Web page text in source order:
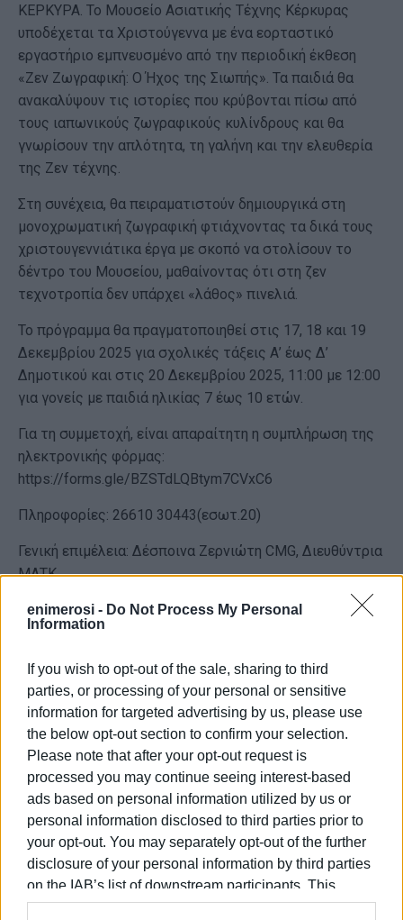
enimerosi - Do Not Process My Personal
Information
If you wish to opt-out of the sale, sharing to third
parties, or processing of your personal or sensitive
information for targeted advertising by us, please use
the below opt-out section to confirm your selection.
Please note that after your opt-out request is
processed you may continue seeing interest-based
ads based on personal information utilized by us or
personal information disclosed to third parties prior to
your opt-out. You may separately opt-out of the further
disclosure of your personal information by third parties
on the IAB’s list of downstream participants. This
information may also be disclosed by us to third parties
ΚΕΡΚΥΡΑ. Το Μουσείο Ασιατικής Τέχνης Κέρκυρας
υποδέχεται τα Χριστούγεννα με ένα εορταστικό
εργαστήριο εμπνευσμένο από την περιοδική έκθεση
«Ζεν Ζωγραφική: Ο Ήχος της Σιωπής». Τα παιδιά θα
ανακαλύψουν τις ιστορίες που κρύβονται πίσω από
τους ιαπωνικούς ζωγραφικούς κυλίνδρους και θα
γνωρίσουν την απλότητα, τη γαλήνη και την ελευθερία
της Ζεν τέχνης.
Στη συνέχεια, θα πειραματιστούν δημιουργικά στη
μονοχρωματική ζωγραφική φτιάχνοντας τα δικά τους
χριστουγεννιάτικα έργα με σκοπό να στολίσουν το
δέντρο του Μουσείου, μαθαίνοντας ότι στη ζεν
τεχνοτροπία δεν υπάρχει «λάθος» πινελιά.
Το πρόγραμμα θα πραγματοποιηθεί στις 17, 18 και 19
Δεκεμβρίου 2025 για σχολικές τάξεις Α’ έως Δ’
Δημοτικού και στις 20 Δεκεμβρίου 2025, 11:00 με 12:00
για γονείς με παιδιά ηλικίας 7 έως 10 ετών.
Για τη συμμετοχή, είναι απαραίτητη η συμπλήρωση της
ηλεκτρονικής φόρμας:
https://forms.gle/BZSTdLQBtym7CVxC6
Πληροφορίες: 26610 30443(εσωτ.20)
Γενική επιμέλεια: Δέσποινα Ζερνιώτη CMG, Διευθύντρια
ΜΑΤΚ
Υλοποίηση: Παναγιώτα Βασιλειάδου,
Μουσειοπαιδαγωγός
Εμφανίσεις: 114
ΕΛΕΝΗ ΚΟΡΩΝΑΚΗ